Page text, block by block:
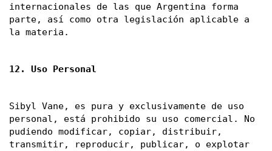
internacionales de las que Argentina forma
parte, así como otra legislación aplicable a
la materia.
12. Uso Personal
Sibyl Vane, es pura y exclusivamente de uso
personal, está prohibido su uso comercial. No
pudiendo modificar, copiar, distribuir,
transmitir, reproducir, publicar, o explotar